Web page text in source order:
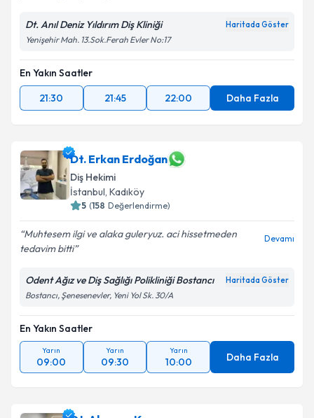
Metni'ni okudum ve kişisel verilerimin belirtilen
kapsamda işlenmesini kabul ediyorum.
Takvim Talebini Gönder
Dt. Anıl Deniz Yıldırım Diş Kliniği Haritada Göster
Yenişehir Mah. 13.Sok.Ferah Evler No:17
En Yakın Saatler
21:30
21:45 22:00 Daha Fazla
Dt. Erkan Erdoğan
Diş Hekimi
İstanbul, Kadıköy
5 (158 Değerlendirme)
Muhtesem ilgi ve alaka guleryuz. aci hissetmeden
tedavim bitti
Devamı
Odent Ağız ve Diş Sağlığı Polikliniği Bostancı Haritada Göster
Bostancı, Şenesenevler, Yeni Yol Sk. 30/A
En Yakın Saatler
Yarın
09:00
Yarın
09:30
Yarın
10:00 Daha Fazla